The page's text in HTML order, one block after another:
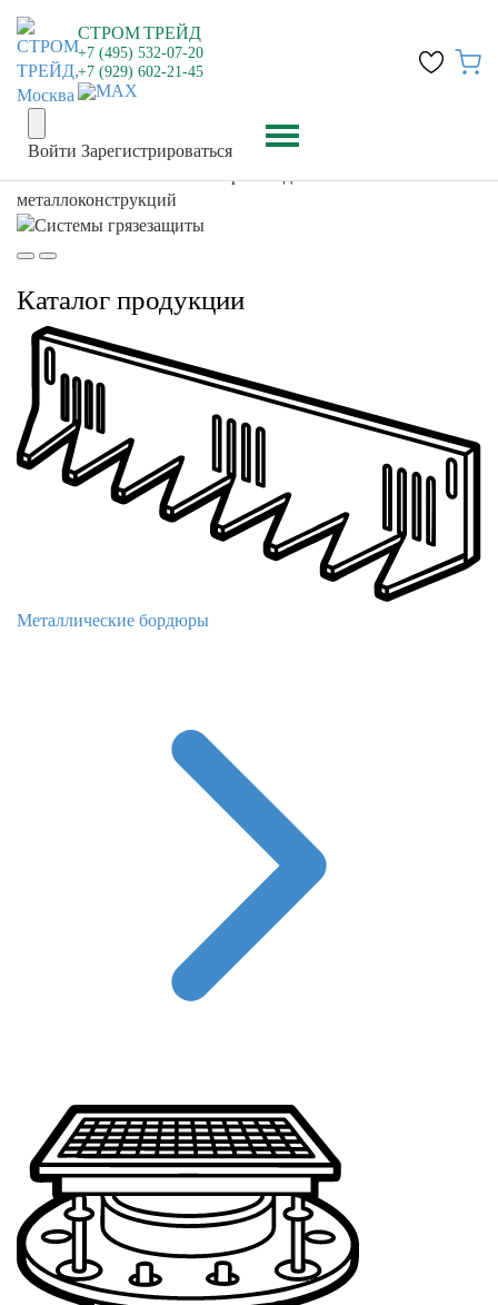
СТРОМТРЕЙД
+7 (495) 532-07-20
+7 (929) 602-21-45
Войти Зарегистрироваться
Металлоконструкции:
бордюры,
решётчатые
настилы,
водоотводы
Каталог продукции
Металлические бордюры